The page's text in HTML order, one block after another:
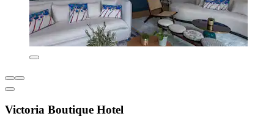
Victoria Boutique Hotel